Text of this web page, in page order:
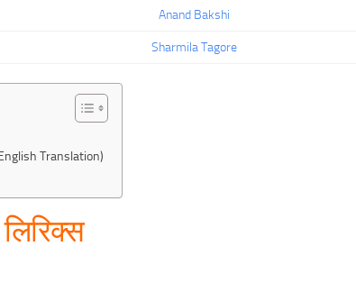
Anand Bakshi
Sharmila Tagore
Translation)